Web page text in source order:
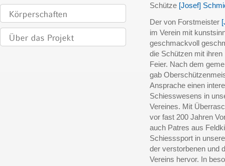
Schütze [Josef]
Der von Forstmeister
im Verein mit
geschmackvoll
die Schützen mit
Feier. Nach dem
gab
Ansprache einen
Schiesswesens in
Vereines. Mit
vor fast 200 Jahren
auch Patres aus
Schiesssport in
der verstorbenen und
Vereins hervor. In